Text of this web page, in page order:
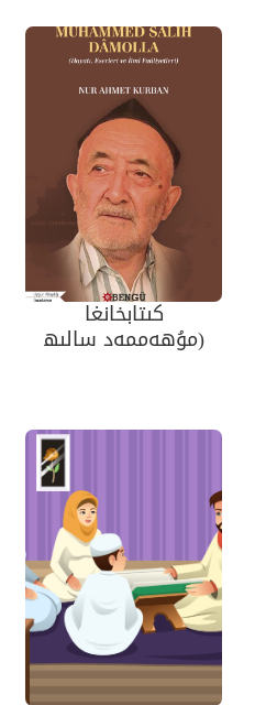
كىتابخانغا
(مۇھەممەد سالىھ